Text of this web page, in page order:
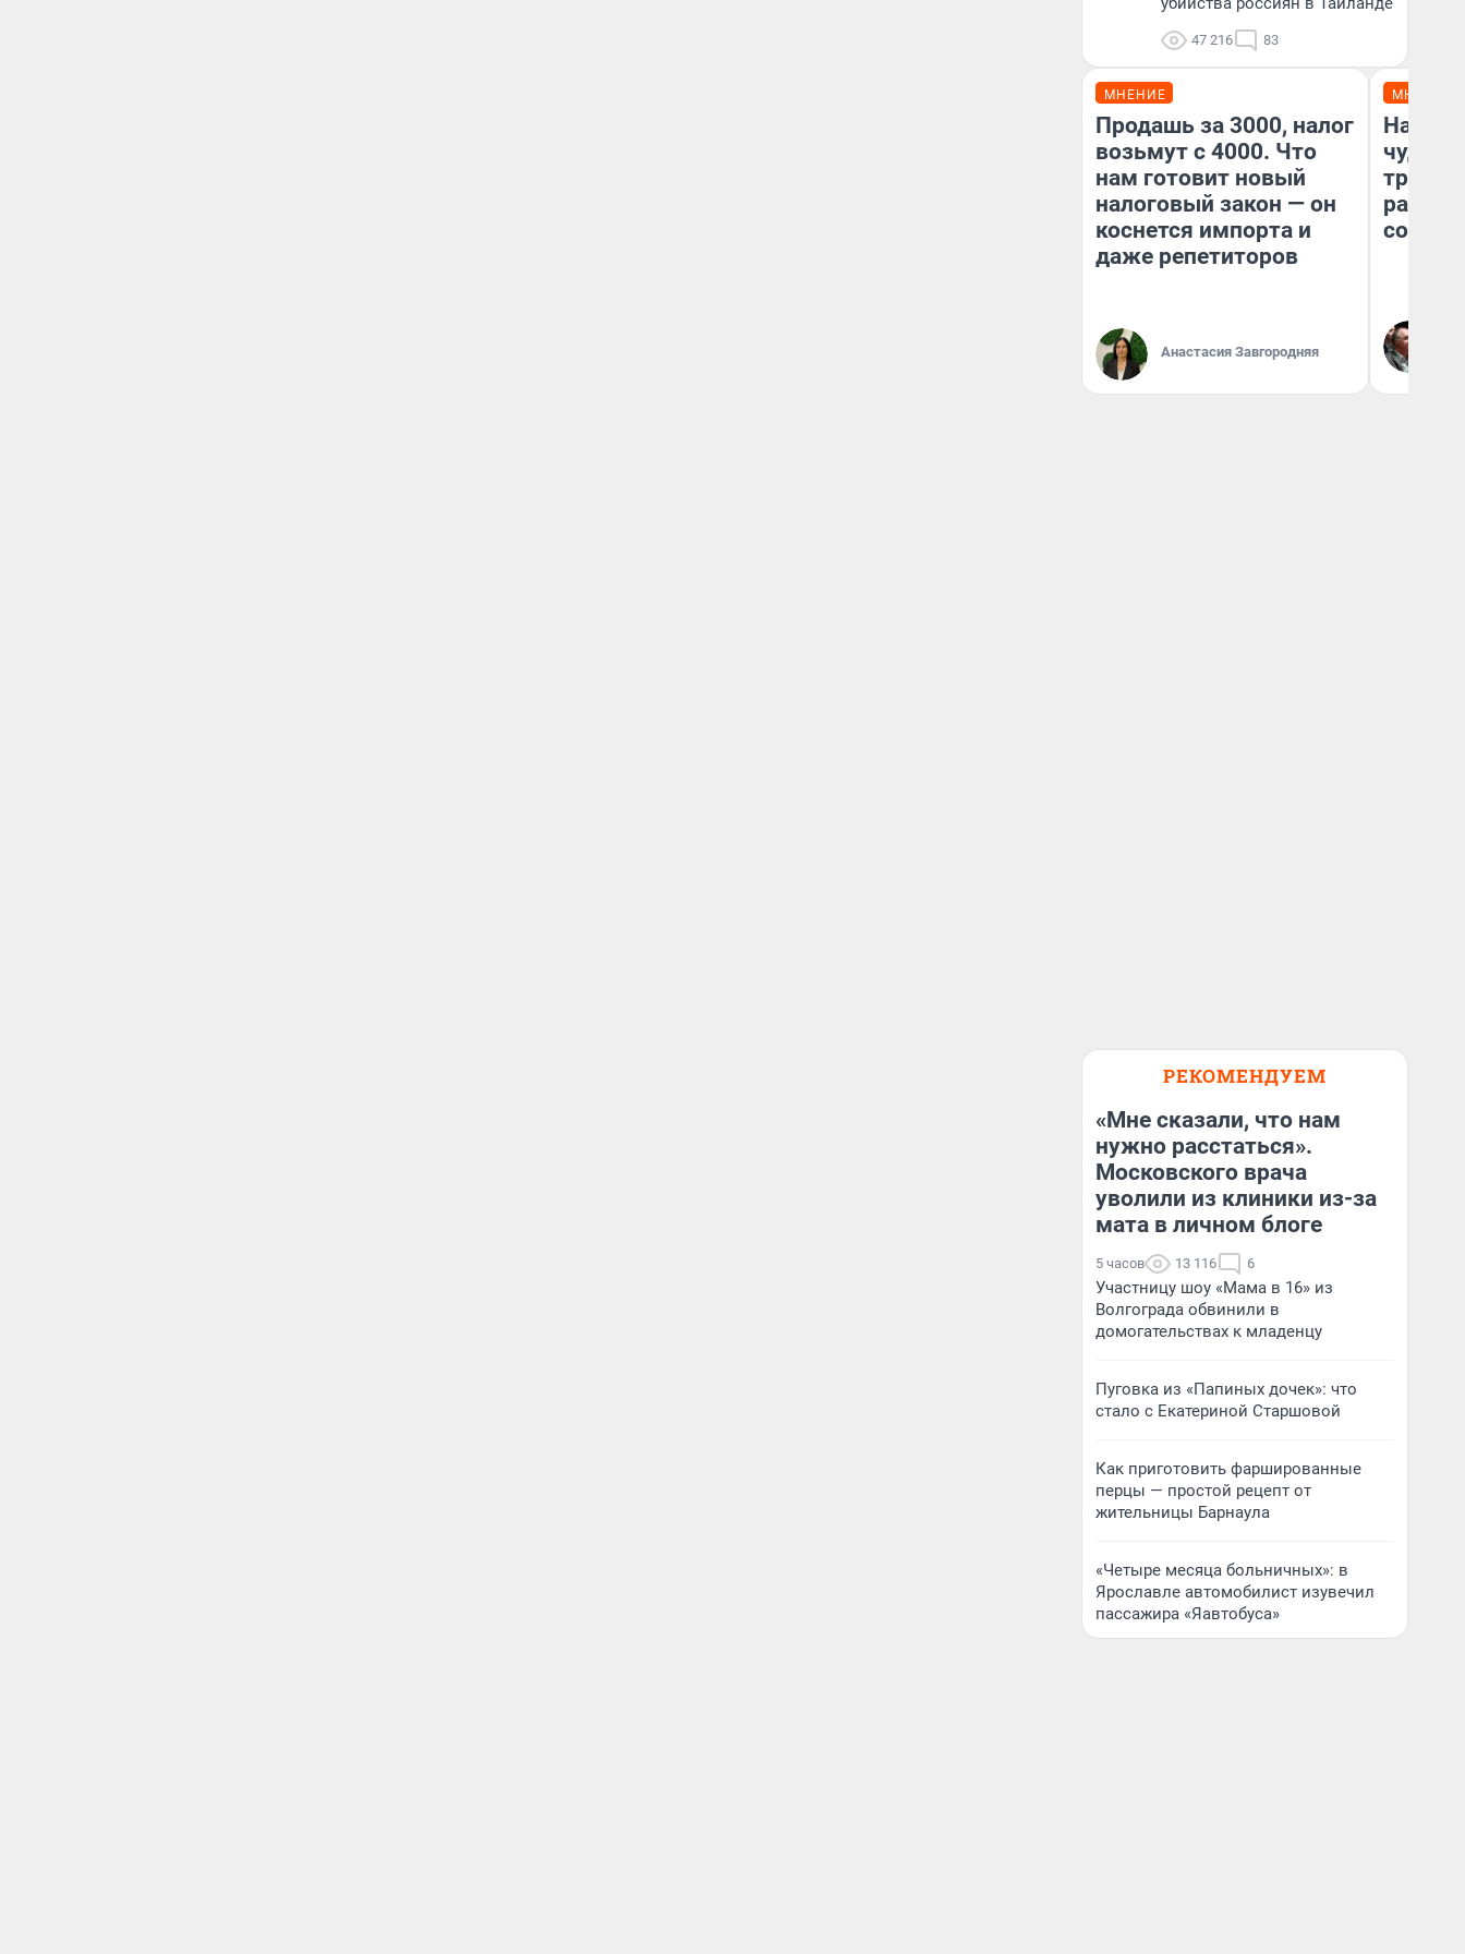
47 216 83
МНЕНИЕ
Продашь за 3000, налог
возьмут с 4000. Что
нам готовит новый
налоговый закон — он
коснется импорта и
даже репетиторов
Анастасия Завгородняя
МНЕНИЕ
чудом
РЕКОМЕНДУЕМ
«Мне сказали, что нам
нужно расстаться».
Московского врача
уволили из клиники из-за
мата в личном блоге
5 часов 13 116 6
Участницу шоу «Мама в 16» из
Волгограда обвинили в
домогательствах к младенцу
Пуговка из «Папиных дочек»: что
стало с Екатериной Старшовой
Как приготовить фаршированные
перцы — простой рецепт от
жительницы Барнаула
«Четыре месяца больничных»: в
Ярославле автомобилист изувечил
пассажира «Яавтобуса»